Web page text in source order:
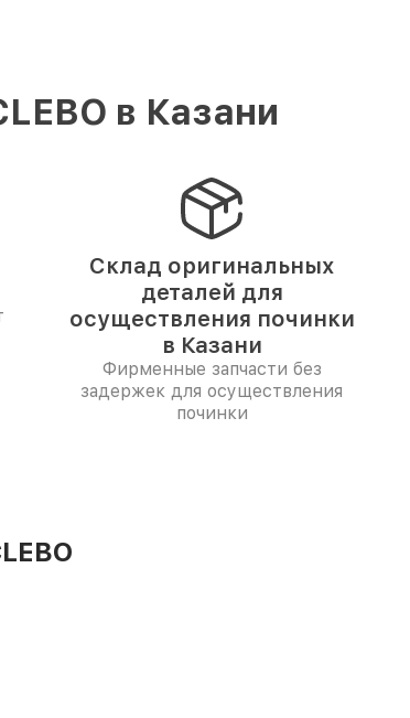
в Казани
Склад оригинальных
деталей для
осуществления починки
в Казани
Фирменные запчасти без
задержек для осуществления
починки